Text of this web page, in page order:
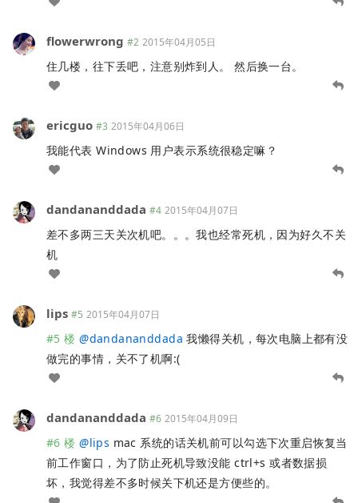
flowerwrong #2 2015年04月05日
住几楼，往下丢吧，注意别炸到人。 然后换一台。
ericguo #3 2015年04月06日
我能代表 Windows 用户表示系统很稳定嘛？
dandananddada #4 2015年04月07日
差不多两三天关次机吧。。。我也经常死机，因为好久不关
机
lips #5 2015年04月07日
#5 楼 @dandananddada 我懒得关机，每次电脑上都有没
做完的事情，关不了机啊:(
dandananddada #6 2015年04月09日
#6 楼 @lips mac 系统的话关机前可以勾选下次重启恢复当
前工作窗口，为了防止死机导致没能 ctrl+s 或者数据损
坏，我觉得差不多时候关下机还是方便些的。